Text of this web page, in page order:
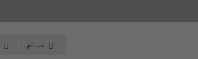
ثبت نام